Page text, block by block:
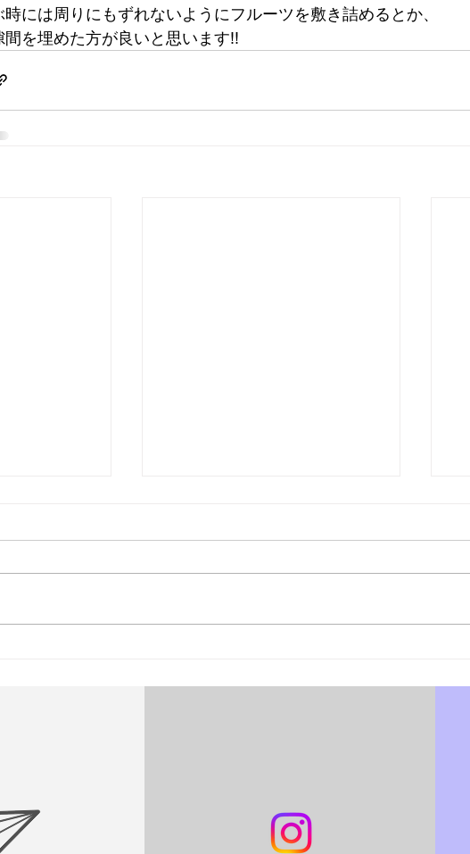
には周りにもずれないようにフルーツを敷き詰めるとか、
間を埋めた方が良いと思います!!